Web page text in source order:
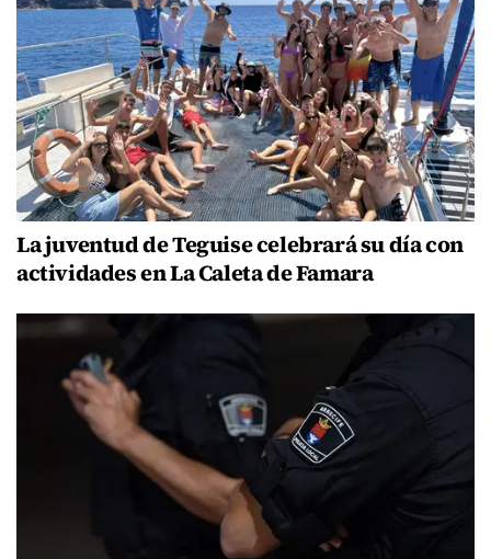
La juventud de Teguise celebrará su día con
actividades en La Caleta de Famara